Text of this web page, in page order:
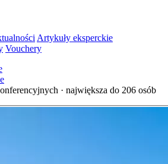
Artykuły eksperckie
Vouchery
· największa do 206 osób